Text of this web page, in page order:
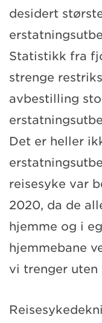
desidert
Statistikk fra
strenge
avbestilling
Det er heller
reisesyke var
2020, da de
hjemme og i
hjemmebane
vi trenger